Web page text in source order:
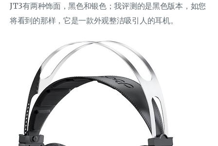
JT3有两种饰面，黑色和银色；我评测的是黑色版本，如您
将看到的那样，它是一款外观整洁吸引人的耳机。